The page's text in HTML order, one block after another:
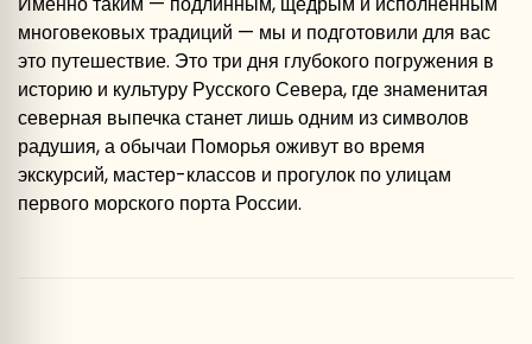
многовековых традиций — мы и подготовили для вас
это путешествие. Это три дня глубокого погружения в
историю и культуру Русского Севера, где знаменитая
северная выпечка станет лишь одним из символов
радушия, а обычаи Поморья оживут во время
экскурсий, мастер-классов и прогулок по улицам
первого морского порта России.